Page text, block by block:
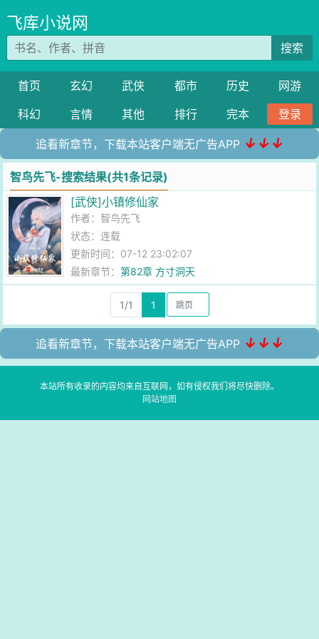
飞库小说网
搜索
首页 玄幻 武侠 都市 历史
网游
科幻
言情 其他 排行 完本 登录
追看新章节，下载本站客户端无广告APP ↓↓↓
智鸟先飞-搜索结果(共1条记录)
[武侠]小镇修仙家
作者：智鸟先飞
状态：连载
更新时间：07-12 23:02:07
最新章节：第82章 方寸洞天
1/1 1
追看新章节，下载本站客户端无广告APP ↓↓↓
本站所有收录的内容均来自互联网，如有侵权我们将尽快删除。
网站地图